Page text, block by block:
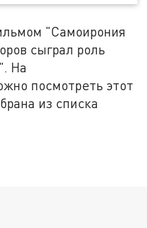
"Самоирония
сыграл роль
На
посмотреть этот
из списка